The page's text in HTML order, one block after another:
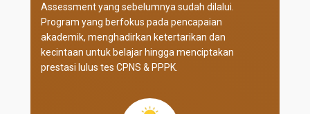
Assessment yang sebelumnya sudah dilalui.
Program yang berfokus pada pencapaian
akademik, menghadirkan ketertarikan dan
kecintaan untuk belajar hingga menciptakan
prestasi lulus tes CPNS & PPPK.